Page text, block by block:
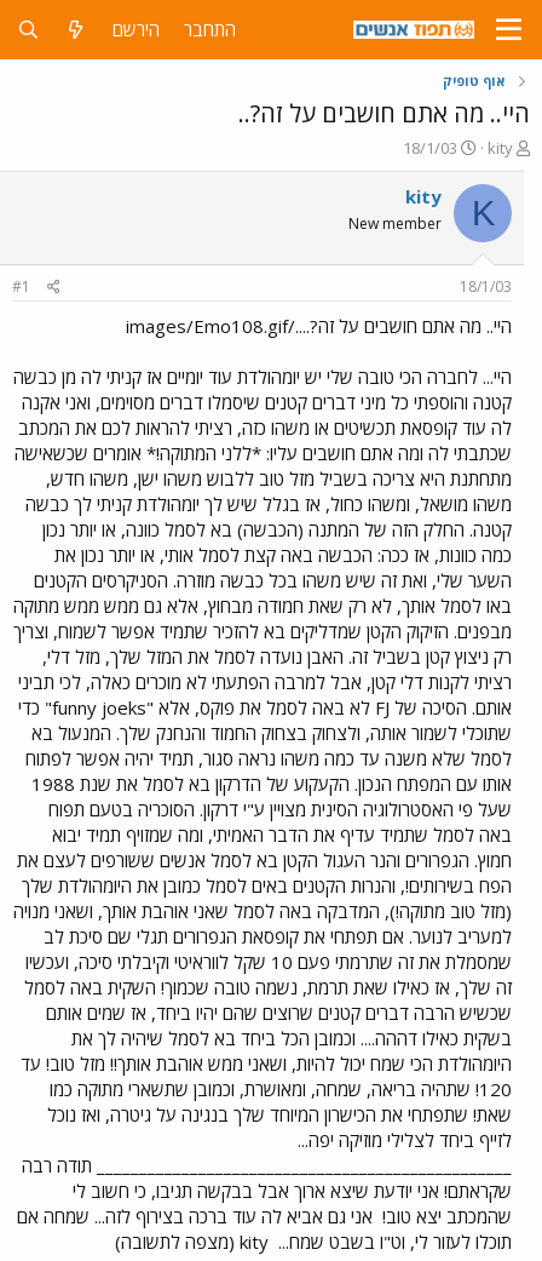
התחבר הירשם
אוף טופיק
היי.. מה אתם חושבים על זה?..
פ
ו
ת
ח
ה
ש
א
kity
פ
ו
ס
ם
ר
18/1/03
K
kity
New member
18/1/03
#1
היי.. מה אתם חושבים על זה?..../images/Emo108.gif
היי... לחברה הכי טובה שלי יש יומהולדת עוד יומיים אז קניתי לה מן כבשה
קטנה והוספתי כל מיני דברים קטנים שיסמלו דברים מסוימים, ואני אקנה
לה עוד קופסאת תכשיטים או משהו כזה, רציתי להראות לכם את המכתב
שכתבתי לה ומה אתם חושבים עליו: *ללני המתוקה!* אומרים שכשאישה
מתחתנת היא צריכה בשביל מזל טוב ללבוש משהו ישן, משהו חדש,
משהו מושאל, ומשהו כחול, אז בגלל שיש לך יומהולדת קניתי לך כבשה
קטנה. החלק הזה של המתנה (הכבשה) בא לסמל כוונה, או יותר נכון
כמה כוונות, אז ככה: הכבשה באה קצת לסמל אותי, או יותר נכון את
השער שלי, ואת זה שיש משהו בכל כבשה מוזרה. הסניקרסים הקטנים
באו לסמל אותך, לא רק שאת חמודה מבחוץ, אלא גם ממש ממש מתוקה
מבפנים. הזיקוק הקטן שמדליקים בא להזכיר שתמיד אפשר לשמוח, וצריך
רק ניצוץ קטן בשביל זה. האבן נועדה לסמל את המזל שלך, מזל דלי,
רציתי לקנות דלי קטן, אבל למרבה הפתעתי לא מוכרים כאלה, לכי תביני
אותם. הסיכה של FJ לא באה לסמל את פוקס, אלא "funny joeks" כדי
שתוכלי לשמור אותה, ולצחוק בצחוק החמוד והנחנק שלך. המנעול בא
לסמל שלא משנה עד כמה משהו נראה סגור, תמיד יהיה אפשר לפתוח
אותו עם המפתח הנכון. הקעקוע של הדרקון בא לסמל את שנת 1988
שעל פי האסטרולוגיה הסינית מצויין ע"י דרקון. הסוכריה בטעם תפוח
באה לסמל שתמיד עדיף את הדבר האמיתי, ומה שמזויף תמיד יבוא
חמוץ. הגפרורים והנר העגול הקטן בא לסמל אנשים ששורפים לעצם את
הפח בשירותים!, והנרות הקטנים באים לסמל כמובן את היומהולדת שלך
(מזל טוב מתוקה!), המדבקה באה לסמל שאני אוהבת אותך, ושאני מנויה
למעריב לנוער. אם תפתחי את קופסאת הגפרורים תגלי שם סיכת לב
שמסמלת את זה שתרמתי פעם 10 שקל לווראיטי וקיבלתי סיכה, ועכשיו
זה שלך, אז כאילו שאת תרמת, נשמה טובה שכמוך! השקית באה לסמל
שכשיש הרבה דברים קטנים שרוצים שהם יהיו ביחד, אז שמים אותם
בשקית כאילו דההה.... וכמובן הכל ביחד בא לסמל שיהיה לך את
היומהולדת הכי שמח יכול להיות, ושאני ממש אוהבת אותך!! מזל טוב! עד
120! שתהיה בריאה, שמחה, ומאושרת, וכמובן שתשארי מתוקה כמו
שאת! שתפתחי את הכישרון המיוחד שלך בנגינה על גיטרה, ואז נוכל
לזייף ביחד לצלילי מוזיקה יפה...
_________________________________________________ תודה רבה
שקראתם! אני יודעת שיצא ארוך אבל בבקשה תגיבו, כי חשוב לי
שהמכתב יצא טוב! אני גם אביא לה עוד ברכה בצירוף לזה... שמחה אם
תוכלו לעזור לי, וט"ו בשבט שמח...